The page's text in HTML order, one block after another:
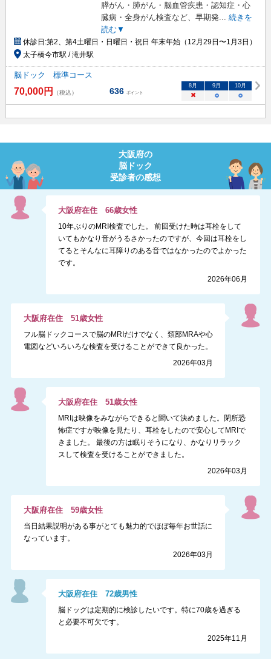
膵がん・肺がん・脳血管疾患・認知症・心
臓病・全身がん検査など、早期発... 続きを
読む▼
休診日:第2、第4土曜日・日曜日・祝日 年末年始（12月29日〜1月3日）
太子橋今市駅 / 滝井駅
脳ドック 標準コース
70,000円 （税込） 636 ポイント
8月 9月 10月
× ○ ○
大阪府の
脳ドック
受診者の感想
大阪府在住66歳女性
10年ぶりのMRI検査でした。 前回受けた時は耳栓をして
いてもかなり音がうるさかったのですが、今回は耳栓をし
てるとそんなに耳障りのある音ではなかったのでよかった
です。
2026年06月
大阪府在住 51歳女性
フル脳ドックコースで脳のMRIだけでなく、頚部MRAや心
電図などいろいろな検査を受けることができて良かった。
2026年03月
大阪府在住51歳女性
MRIは映像をみながらできると聞いて決めました。閉所恐
怖症ですが映像を見たり、耳栓をしたので安心してMRIで
きました。 最後の方は眠りそうになり、かなりリラック
スして検査を受けることができました。
2026年03月
大阪府在住 59歳女性
当日結果説明がある事がとても魅力的でほぼ毎年お世話に
なっています。
2026年03月
大阪府在住72歳男性
脳ドッグは定期的に検診したいです。特に70歳を過ぎる
と必要不可欠です。
2025年11月